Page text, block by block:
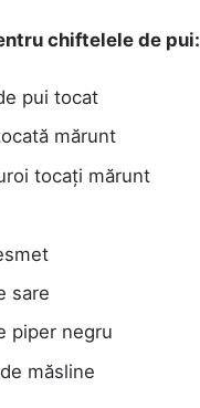
chiftelele de pui:
pui tocat
mărunt
tocați mărunt
sare
piper negru
măsline